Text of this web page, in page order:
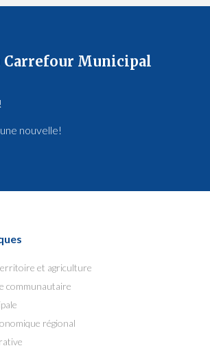
Carrefour Municipal
nouvelle!
et agriculture
communautaire
régional